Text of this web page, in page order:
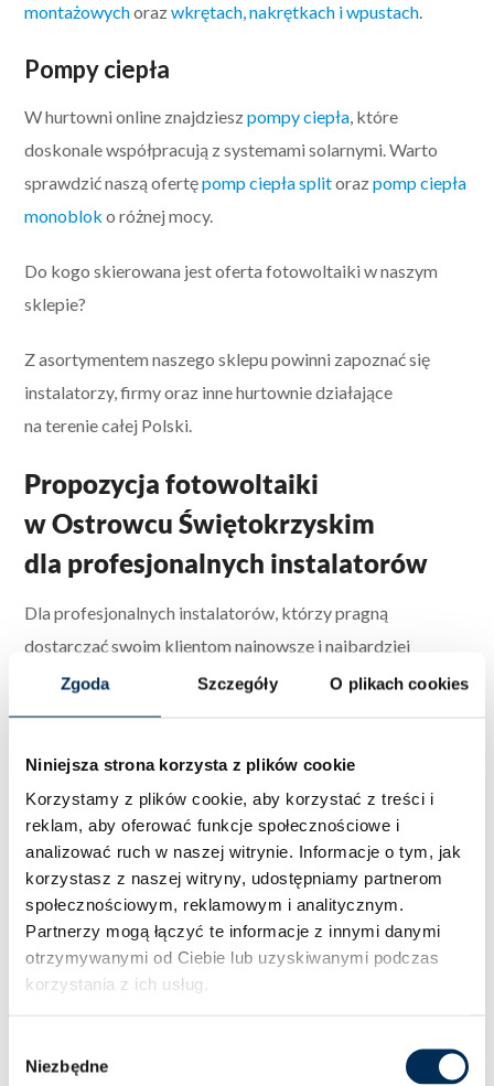
Zgoda Szczegóły O plikach cookies
Niniejsza strona korzysta z plików cookie
Korzystamy z plików cookie, aby korzystać z treści i
reklam, aby oferować funkcje społecznościowe i
analizować ruch w naszej witrynie. Informacje o tym, jak
korzystasz z naszej witryny, udostępniamy partnerom
społecznościowym, reklamowym i analitycznym.
Partnerzy mogą łączyć te informacje z innymi danymi
otrzymywanymi od Ciebie lub uzyskiwanymi podczas
korzystania z ich usług.
zgody
Niezbędne
montażowychorazwkrętach, nakrętkach i wpustach.
Pompy ciepła
W hurtowni online znajdzieszpompy ciepła, które
doskonale współpracują z systemami solarnymi. Warto
sprawdzić naszą ofertępomp ciepła splitorazpomp ciepła
monoblok o różnej mocy.
Do kogo skierowana jest oferta fotowoltaiki w naszym
sklepie?
Z asortymentem naszego sklepu powinni zapoznać się
instalatorzy, firmy oraz inne hurtownie działające
na terenie całej Polski.
Propozycja fotowoltaiki
w Ostrowcu Świętokrzyskim
dla profesjonalnych instalatorów
Dla profesjonalnych instalatorów, którzy pragną
dostarczać swoim klientom najnowsze i najbardziej
efektywne rozwiązania w dziedzinie fotowoltaiki, mamy
produkty renomowanych marek takich jak FoxEss, JINKO
wydajnością i długą żywotnością, co gwarantuje
satysfakcję i korzyści dla końcowych
użytkowników. W ofercie posiadamy panele najwyższej
jakości, w tym modułfotowoltaiczny JA Solar o wydajności
410 W. Oferujemy równieżinwertery
FoxEss oraz wszystkie kluczowe komponenty
do efektywnego montażu na dachu lub konstrukcji
Dlaczego warto zamówić